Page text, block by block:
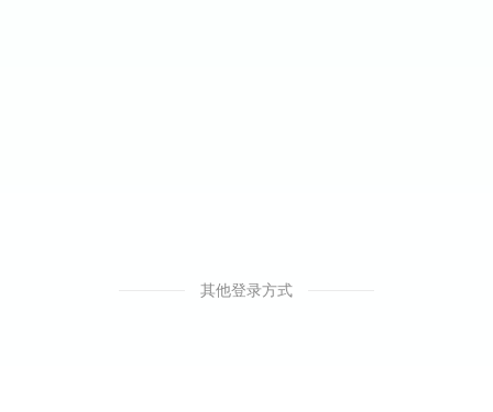
其他登录方式